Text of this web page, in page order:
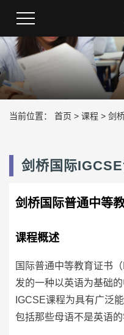
当前位置： 首页 > 课程 > 剑
剑桥国际
剑桥国际普通中等
课程概述
国际普通中等教育证书
发的一种以英语为基础
IGCSE课程为具有广泛
包括那些母语不是英语的